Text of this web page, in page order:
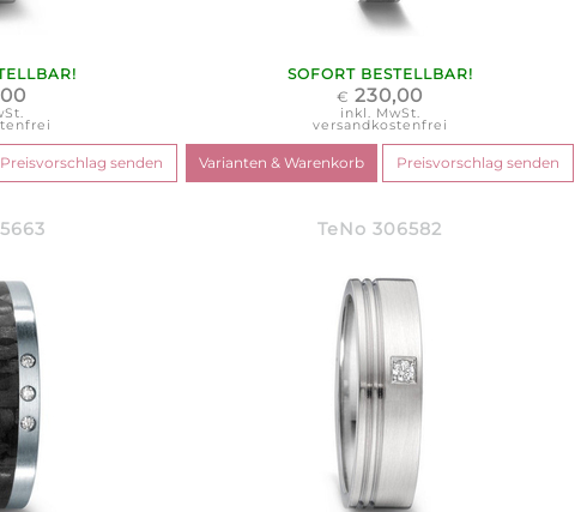
SOFORT BESTELLBAR!
€ 230,00
inkl. MwSt.
versandkostenfrei
TeNo 306582